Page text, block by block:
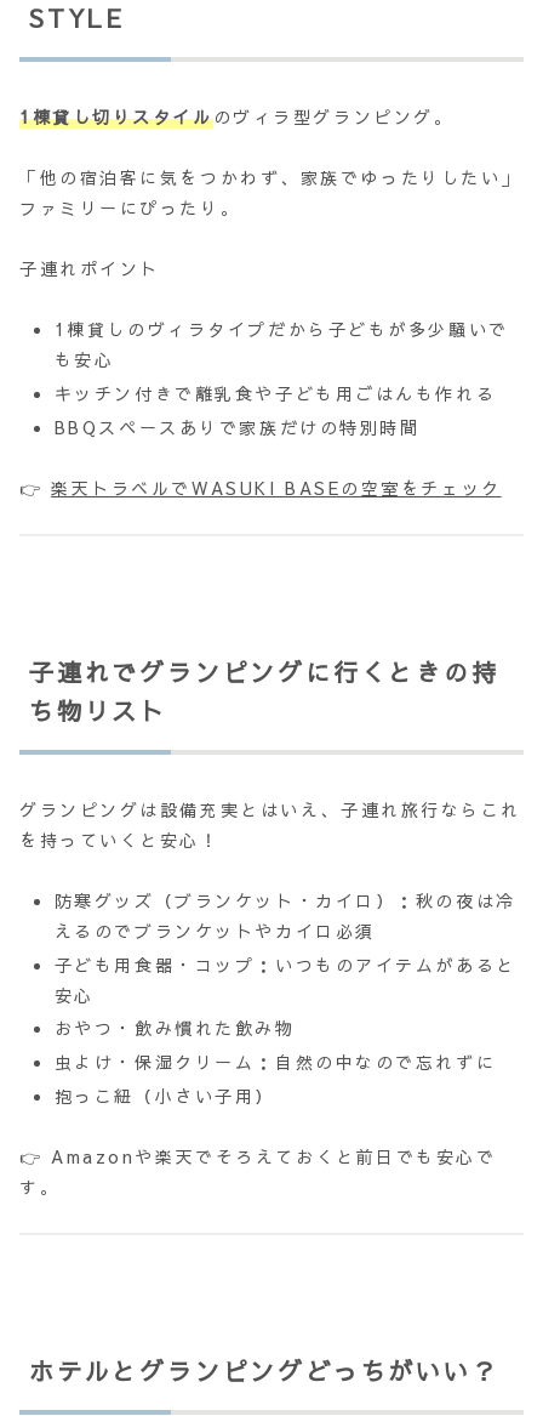
STYLE
1棟貸し切りスタイルのヴィラ型グランピング。
「他の宿泊客に気をつかわず、家族でゆったりしたい」
ファミリーにぴったり。
子連れポイント
1棟貸しのヴィラタイプだから子どもが多少騒いで
も安心
キッチン付きで離乳食や子ども用ごはんも作れる
BBQスペースありで家族だけの特別時間
👉楽天トラベルでWASUKI BASEの空室をチェック
子連れでグランピングに行くときの持
ち物リスト
グランピングは設備充実とはいえ、子連れ旅行ならこれ
を持っていくと安心！
防寒グッズ（ブランケット・カイロ）：秋の夜は冷
えるのでブランケットやカイロ必須
子ども用食器・コップ：いつものアイテムがあると
安心
おやつ・飲み慣れた飲み物
虫よけ・保湿クリーム：自然の中なので忘れずに
抱っこ紐（小さい子用）
👉 Amazonや楽天でそろえておくと前日でも安心で
す。
ホテルとグランピングどっちがいい？